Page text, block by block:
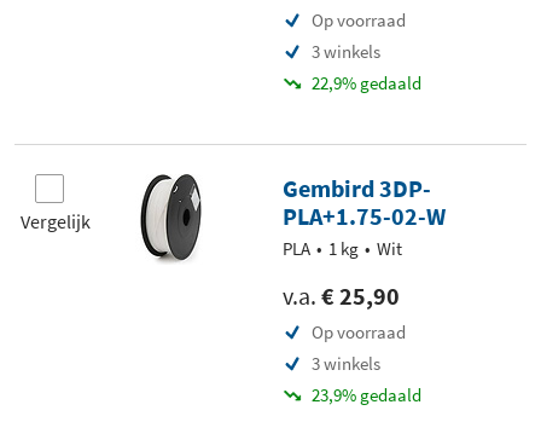
Op voorraad
3 winkels
22,9% gedaald
Vergelijk
Gembird 3DP-
PLA+1.75-02-W
PLA 1 kg Wit
v.a. € 25,90
Op voorraad
3 winkels
23,9% gedaald